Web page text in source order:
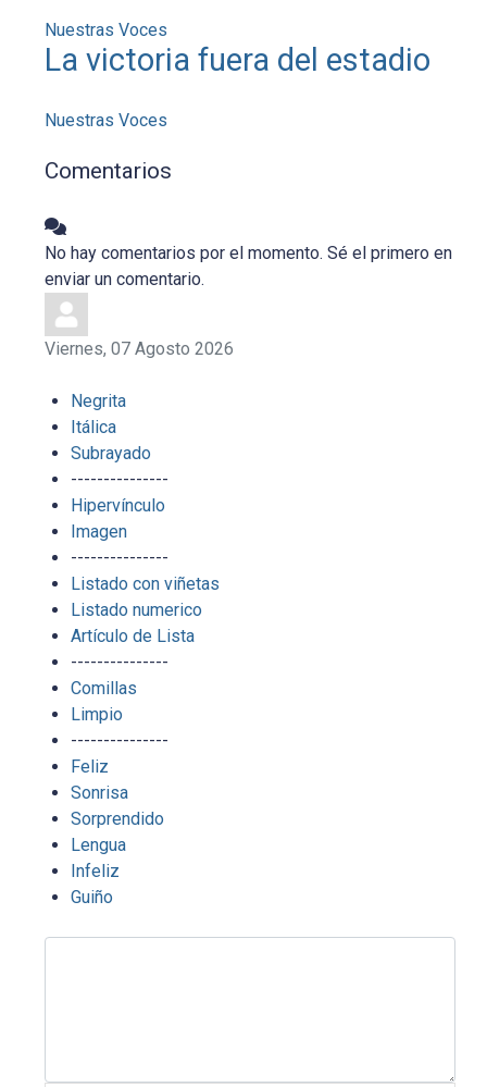
Nuestras Voces
La victoria fuera del estadio
Nuestras Voces
Comentarios
No hay comentarios por el momento. Sé el primero en
enviar un comentario.
Viernes, 07 Agosto 2026
Negrita
Itálica
Subrayado
---------------
Hipervínculo
Imagen
---------------
Listado con viñetas
Listado numerico
Artículo de Lista
---------------
Comillas
Limpio
---------------
Feliz
Sonrisa
Sorprendido
Lengua
Infeliz
Guiño